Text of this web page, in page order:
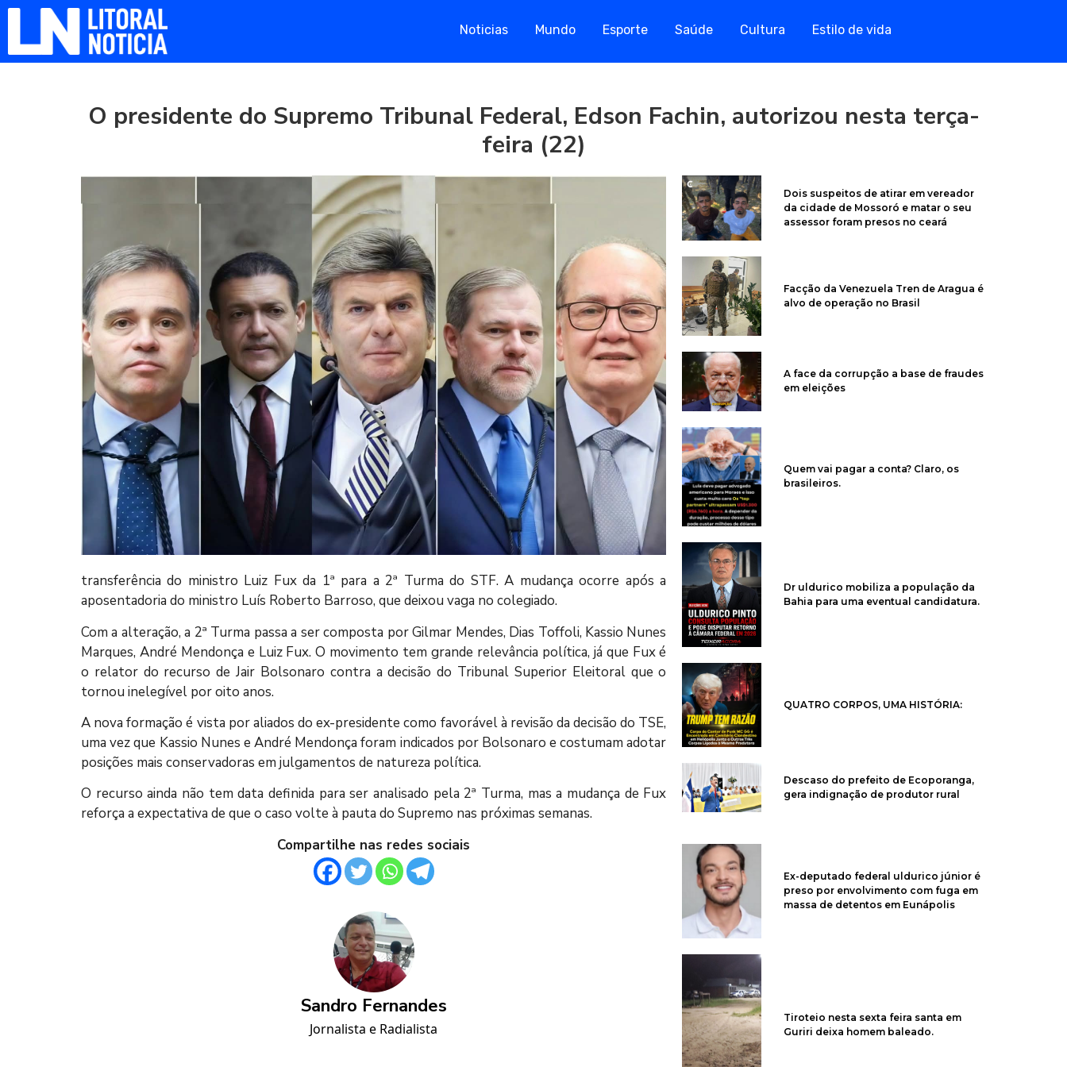
Noticias Mundo Esporte Saúde Cultura Estilo de vida
O presidente do Supremo Tribunal Federal, Edson Fachin, autorizou nesta terça-
feira (22)
transferência do ministro Luiz Fux da 1ª para a 2ª Turma do STF. A mudança ocorre após a
aposentadoria do ministro Luís Roberto Barroso, que deixou vaga no colegiado.
Com a alteração, a 2ª Turma passa a ser composta por Gilmar Mendes, Dias Toffoli, Kassio Nunes
Marques, André Mendonça e Luiz Fux. O movimento tem grande relevância política, já que Fux é
o relator do recurso de Jair Bolsonaro contra a decisão do Tribunal Superior Eleitoral que o
tornou inelegível por oito anos.
A nova formação é vista por aliados do ex-presidente como favorável à revisão da decisão do TSE,
uma vez que Kassio Nunes e André Mendonça foram indicados por Bolsonaro e costumam adotar
posições mais conservadoras em julgamentos de natureza política.
O recurso ainda não tem data definida para ser analisado pela 2ª Turma, mas a mudança de Fux
reforça a expectativa de que o caso volte à pauta do Supremo nas próximas semanas.
Compartilhe nas redes sociais
Sandro Fernandes
Jornalista e Radialista
Dois suspeitos de atirar em vereador
da cidade de Mossoró e matar o seu
assessor foram presos no ceará
Facção da Venezuela Tren de Aragua é
alvo de operação no Brasil
A face da corrupção a base de fraudes
em eleições
Quem vai pagar a conta? Claro, os
brasileiros.
Dr uldurico mobiliza a população da
Bahia para uma eventual candidatura.
QUATRO CORPOS, UMA HISTÓRIA:
Descaso do prefeito de Ecoporanga,
gera indignação de produtor rural
Ex-deputado federal uldurico júnior é
preso por envolvimento com fuga em
massa de detentos em Eunápolis
Tiroteio nesta sexta feira santa em
Guriri deixa homem baleado.